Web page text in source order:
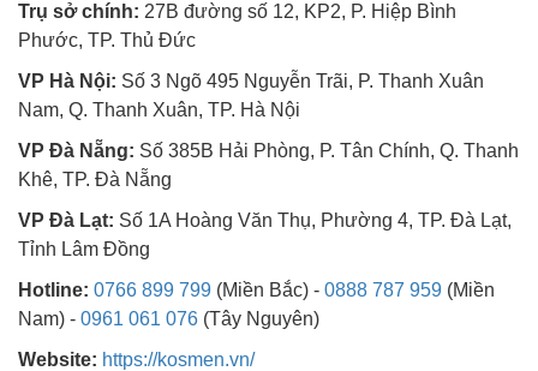
Trụ sở chính: 27B đường số 12, KP2, P. Hiệp Bình
Phước, TP. Thủ Đức
VP Hà Nội: Số 3 Ngõ 495 Nguyễn Trãi, P. Thanh Xuân
Nam, Q. Thanh Xuân, TP. Hà Nội
VP Đà Nẵng: Số 385B Hải Phòng, P. Tân Chính, Q. Thanh
Khê, TP. Đà Nẵng
VP Đà Lạt: Số 1A Hoàng Văn Thụ, Phường 4, TP. Đà Lạt,
Tỉnh Lâm Đồng
Hotline: 0766 899 799 (Miền Bắc) - 0888 787 959 (Miền
Nam) - 0961 061 076 (Tây Nguyên)
Website: https://kosmen.vn/